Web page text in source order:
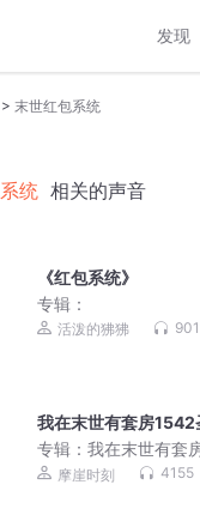
发现
> 末世红包系统
统 相关的声音
《红包系统》
专辑：
活泼的狒狒
我在末世有套房1542
专辑： 我在末世有套
摩崖时刻 4155